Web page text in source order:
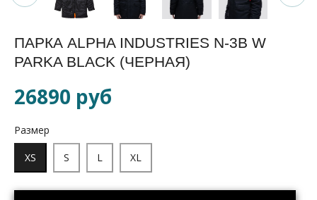
ПАРКА ALPHA INDUSTRIES N-3B W
PARKA BLACK (ЧЕРНАЯ)
26890 руб
Размер
XS S L XL